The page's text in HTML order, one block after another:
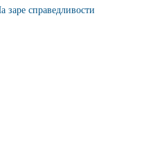
справедливости